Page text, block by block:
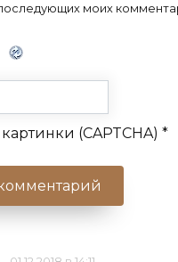
моих
(CAPTCHA) *